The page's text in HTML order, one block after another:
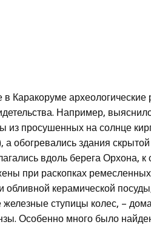
Каракоруме
Например,
из просушенных на солнце
а обогревались здания
вдоль берега Орхона,
при раскопках
керамической
ступицы колес, –
Особенно много было